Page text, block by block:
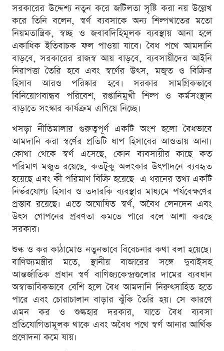
সরকারের উদ্দেশ্য নতুন করে জটিলতা সৃষ্টি করা নয় উল্লেখ
করে তিনি বলেন, স্বর্ণ ব্যবসাকে অন্য শিল্পখাতের মতো
নিয়মতান্ত্রিক, স্বচ্ছ ও জবাবদিহিমূলক ব্যবস্থায় আনা হলে
একাধিক ইতিবাচক ফল পাওয়া যাবে। বৈধ পথে আমদানি
বাড়বে, সরকারের রাজস্ব আয় বাড়বে, ব্যবসায়ীদের আইনি
নিরাপত্তা তৈরি হবে এবং স্বর্ণের উৎস, মজুত ও বিক্রির
হিসাব আরও পরিষ্কার হবে। সরকার সামগ্রিকভাবে
বিনিয়োগবান্ধব পরিবেশ, রপ্তানিমুখী শিল্প ও কর্মসংস্থান
বাড়াতে সংস্কার কার্যক্রম এগিয়ে নিচ্ছে।
খসড়া নীতিমালার গুরুত্বপূর্ণ একটি অংশ হলো বৈধভাবে
আমদানি করা স্বর্ণের প্রতিটি ধাপ হিসাবের আওতায় আনা।
কোথা থেকে স্বর্ণ এসেছে, কোন ব্যবসায়ীর কাছে কত
পরিমাণ মজুত রয়েছে, কতটুকু অলংকার উৎপাদনে ব্যবহৃত
হয়েছে এবং কী পরিমাণ বিক্রি হয়েছে—এ ধরনের তথ্য একটি
নির্ভরযোগ্য হিসাব ও তদারকি ব্যবস্থার মাধ্যমে পর্যবেক্ষণের
প্রস্তাব রয়েছে। এতে অঘোষিত স্বর্ণ, অবৈধ লেনদেন এবং
উৎস গোপনের প্রবণতা কমতে পারে বলে আশা করছে
সরকার।
শুল্ক ও কর কাঠামোও নতুনভাবে বিবেচনার কথা বলা হয়েছে।
বাণিজ্যমন্ত্রীর মতে, স্থানীয় বাজারের সঙ্গে দুবাইসহ
আন্তর্জাতিক প্রধান স্বর্ণ বাণিজ্যকেন্দ্রগুলোর দামের ব্যবধান
অস্বাভাবিকভাবে বেশি হলে বৈধ আমদানি নিরুৎসাহিত হতে
পারে এবং চোরাচালান বাড়ার ঝুঁকি তৈরি হয়। সে কারণে
এমন কর ও শুল্কহার দরকার, যাতে বৈধ ব্যবসা
প্রতিযোগিতামূলক থাকে এবং অবৈধ পথে স্বর্ণ আনার আর্থিক
প্রণোদনা কমে যায়।